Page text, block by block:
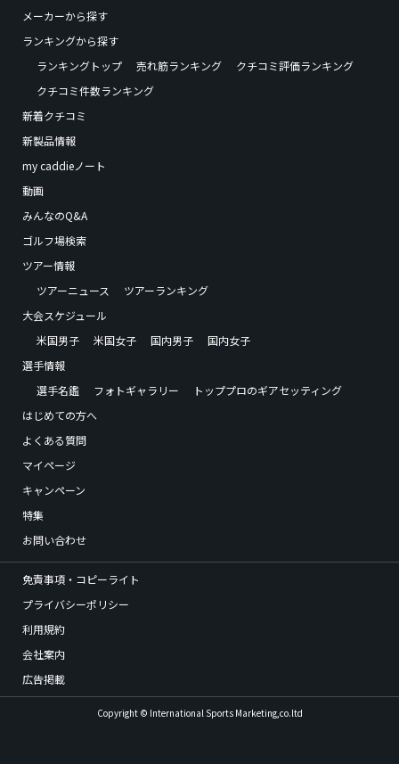
メーカーから探す
ランキングから探す
ランキングトップ
売れ筋ランキング
クチコミ評価ランキング
クチコミ件数ランキング
新着クチコミ
新製品情報
my caddieノート
動画
みんなのQ&A
ゴルフ場検索
ツアー情報
ツアーニュース
ツアーランキング
大会スケジュール
米国男子
米国女子 国内男子
国内女子
選手情報
選手名鑑
フォトギャラリー
トッププロのギアセッティング
はじめての方へ
よくある質問
マイページ
キャンペーン
特集
お問い合わせ
免責事項・コピーライト
プライバシーポリシー
利用規約
会社案内
広告掲載
Copyright © International Sports Marketing,co.ltd